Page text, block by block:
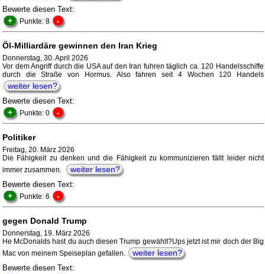
Bewerte diesen Text:
+ Punkte: 8 -
Öl-Milliardäre gewinnen den Iran Krieg
Donnerstag, 30. April 2026
Vor dem Angriff durch die USA auf den Iran fuhren täglich ca. 120 Handelsschiffe
durch die Straße von Hormus. Also fahren seit 4 Wochen 120 Handels
weiter lesen?
Bewerte diesen Text:
+ Punkte: 0 -
Politiker
Freitag, 20. März 2026
Die Fähigkeit zu denken und die Fähigkeit zu kommunizieren fällt leider nicht
immer zusammen.
weiter lesen?
Bewerte diesen Text:
+ Punkte: 6 -
gegen Donald Trump
Donnerstag, 19. März 2026
He McDonalds hast du auch diesen Trump gewählt?Ups jetzt ist mir doch der Big
Mac von meinem Speiseplan gefallen.
weiter lesen?
Bewerte diesen Text: